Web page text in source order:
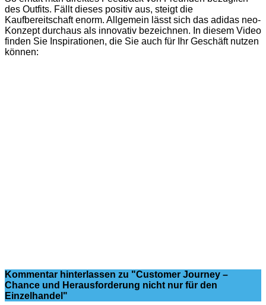
des Outfits. Fällt dieses positiv aus, steigt die
Kaufbereitschaft enorm. Allgemein lässt sich das adidas neo-
Konzept durchaus als innovativ bezeichnen. In diesem Video
finden Sie Inspirationen, die Sie auch für Ihr Geschäft nutzen
können:
Kommentar hinterlassen zu "Customer Journey –
Chance und Herausforderung nicht nur für den
Einzelhandel"